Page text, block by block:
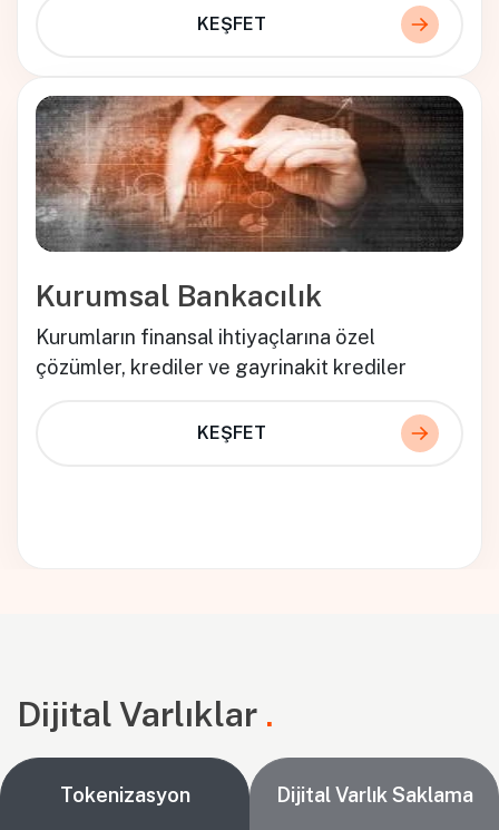
KEŞFET
Kurumsal Bankacılık
Kurumların finansal ihtiyaçlarına özel
çözümler, krediler ve gayrinakit krediler
KEŞFET
Dijital Varlıklar .
Tokenizasyon Dijital Varlık Saklama